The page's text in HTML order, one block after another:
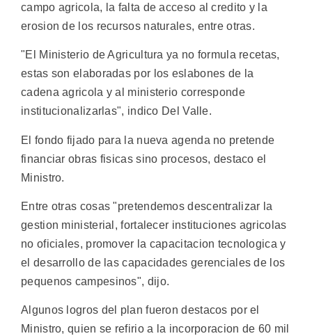
campo agricola, la falta de acceso al credito y la
erosion de los recursos naturales, entre otras.
"El Ministerio de Agricultura ya no formula recetas,
estas son elaboradas por los eslabones de la
cadena agricola y al ministerio corresponde
institucionalizarlas", indico Del Valle.
El fondo fijado para la nueva agenda no pretende
financiar obras fisicas sino procesos, destaco el
Ministro.
Entre otras cosas "pretendemos descentralizar la
gestion ministerial, fortalecer instituciones agricolas
no oficiales, promover la capacitacion tecnologica y
el desarrollo de las capacidades gerenciales de los
pequenos campesinos", dijo.
Algunos logros del plan fueron destacos por el
Ministro, quien se refirio a la incorporacion de 60 mil